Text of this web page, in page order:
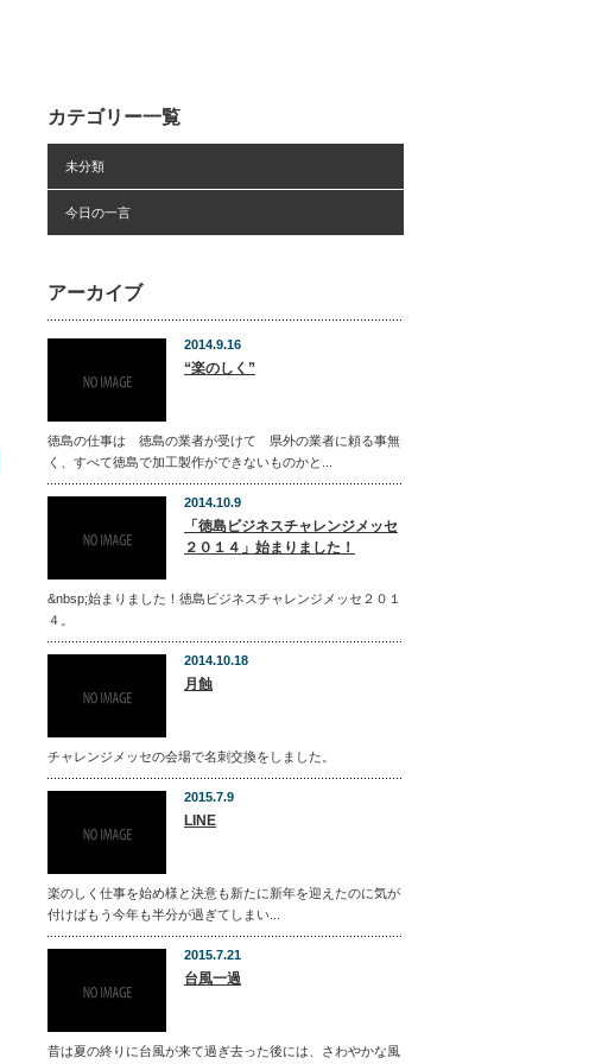
カテゴリー一覧
未分類
今日の一言
アーカイブ
2014.9.16
“楽のしく”
徳島の仕事は 徳島の業者が受けて 県外の業者に頼る事無
く、すべて徳島で加工製作ができないものかと...
2014.10.9
「徳島ビジネスチャレンジメッセ
２０１４」始まりました！
&nbsp;始まりました！徳島ビジネスチャレンジメッセ２０１
４。
2014.10.18
月蝕
チャレンジメッセの会場で名刺交換をしました。
2015.7.9
LINE
楽のしく仕事を始め様と決意も新たに新年を迎えたのに気が
付けばもう今年も半分が過ぎてしまい...
2015.7.21
台風一過
昔は夏の終りに台風が来て過ぎ去った後には、さわやかな風